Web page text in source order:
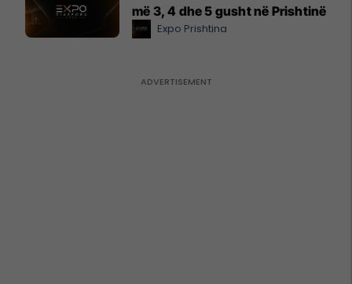
më 3, 4 dhe 5 gusht në Prishtinë
Expo Prishtina